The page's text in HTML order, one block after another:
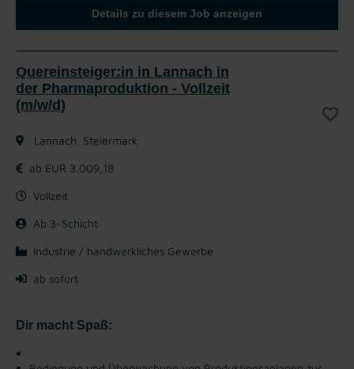
Details zu diesem Job anzeigen
Quereinsteiger:in in Lannach in
der Pharmaproduktion - Vollzeit
(m/w/d)
Lannach, Steiermark
ab EUR 3.009,18
Vollzeit
Ab 3-Schicht
Industrie / handwerkliches Gewerbe
ab sofort
Dir macht Spaß: